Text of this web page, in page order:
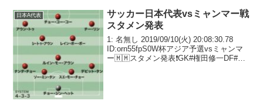
いまだ復帰できて...
日本A代表
サッカー日本代表vsミャンマー戦
スタメン発表
1: 名無し 2019/09/10(火) 20:08:30.78
ID:orn55fpS0W杯アジア予選vsミャンマ
ー🇲🇲スタメン発表❗GK#権田修一DF#長